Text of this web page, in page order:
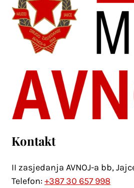
Kontakt
II zasjedanja AVNOJ-a bb,
Telefon: +387 30 657 998